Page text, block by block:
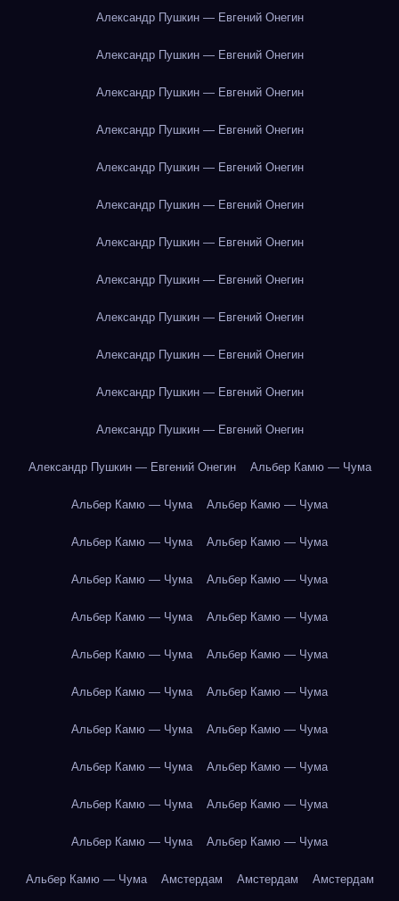
Александр Пушкин — Евгений Онегин
Александр Пушкин — Евгений Онегин
Александр Пушкин — Евгений Онегин
Александр Пушкин — Евгений Онегин
Александр Пушкин — Евгений Онегин
Александр Пушкин — Евгений Онегин
Александр Пушкин — Евгений Онегин
Александр Пушкин — Евгений Онегин
Александр Пушкин — Евгений Онегин
Александр Пушкин — Евгений Онегин
Александр Пушкин — Евгений Онегин
Александр Пушкин — Евгений Онегин
Александр Пушкин — Евгений Онегин Альбер Камю — Чума
Альбер Камю — Чума Альбер Камю — Чума
Альбер Камю — Чума Альбер Камю — Чума
Альбер Камю — Чума Альбер Камю — Чума
Альбер Камю — Чума Альбер Камю — Чума
Альбер Камю — Чума Альбер Камю — Чума
Альбер Камю — Чума Альбер Камю — Чума
Альбер Камю — Чума Альбер Камю — Чума
Альбер Камю — Чума Альбер Камю — Чума
Альбер Камю — Чума Альбер Камю — Чума
Альбер Камю — Чума Альбер Камю — Чума
Альбер Камю — Чума Амстердам Амстердам Амстердам